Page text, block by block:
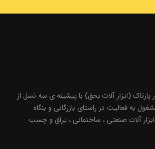
پارتاک (ابزار آلات بحق) با پیشینه ی سه نسل از
به فعالیت در راستای بازرگانی و بنگاه
آلات صنعتی ، ساختمانی ، یراق و چسب